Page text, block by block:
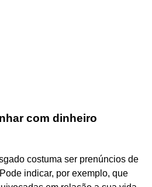
com dinheiro
costuma ser prenúncios de
indicar, por exemplo, que